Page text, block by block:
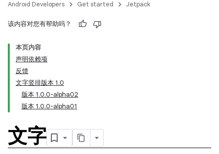
Android Developers Get started Jetpack
该内容对您有帮助吗？
本页内容
声明依赖项
反馈
文字竖排版本 1.0
版本 1.0.0-alpha02
版本 1.0.0-alpha01
文字